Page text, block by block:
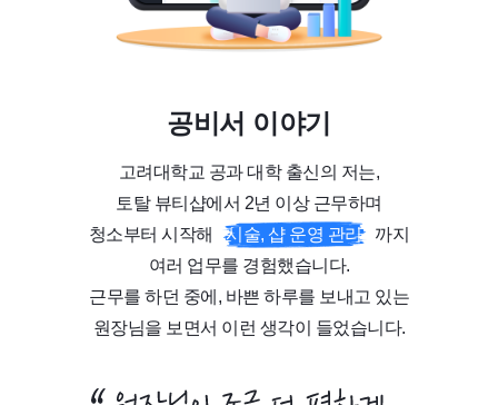
공비서 이야기
고려대학교 공과 대학 출신의 저는,
토탈 뷰티샵에서 2년 이상 근무하며
청소부터 시작해
시술, 샵 운영 관리
까지
여러 업무를 경험했습니다.
근무를 하던 중에, 바쁜 하루를 보내고 있는
원장님을 보면서 이런 생각이 들었습니다.